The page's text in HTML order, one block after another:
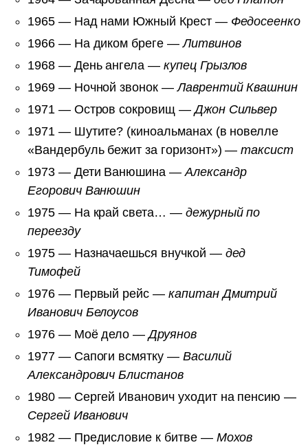
1965 — Над нами Южный Крест — Федосеенко
1966 — На диком бреге —Литвинов
1968 — День ангела — купец Грызлов
1969 — Ночной звонок —Лаврентий Квашнин
1971 — Остров сокровищ —Джон Сильвер
1971 — Шутите? (киноальманах (в новелле
«Вандербуль бежит за горизонт») —таксист
1973 — Дети Ванюшина —Александр
Егорович Ванюшин
1975 — На край света… — дежурный по
переезду
1975 — Назначаешься внучкой — дед
Тимофей
1976 — Первый рейс — капитан Дмитрий
Иванович Белоусов
1976 — Моё дело —Друянов
1977 — Сапоги всмятку — Василий
Александрович Блистанов
1980 — Сергей Иванович уходит на пенсию —
Сергей Иванович
1982 — Предисловие к битве — Мохов